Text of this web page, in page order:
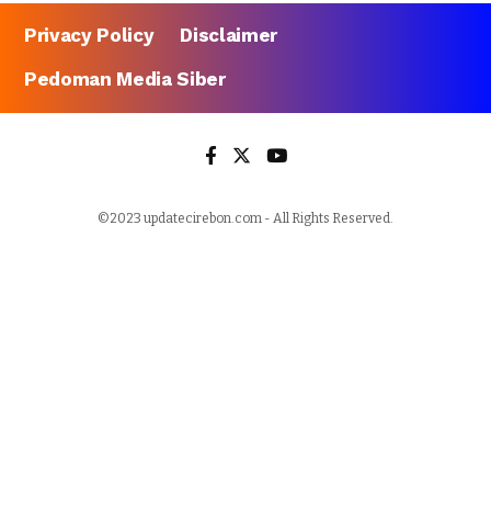
Privacy Policy
Disclaimer
Pedoman Media Siber
©2023 updatecirebon.com - All Rights Reserved.